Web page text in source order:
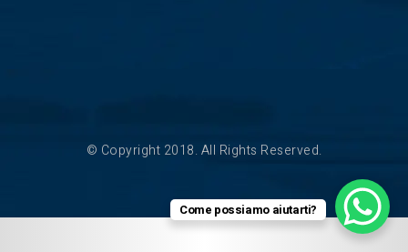
© Copyright 2018. All Rights Reserved.
Come possiamo aiutarti?